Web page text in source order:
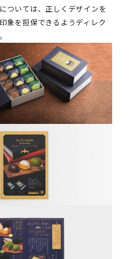
ついては、正しくデザインを
象を担保できるようディレク